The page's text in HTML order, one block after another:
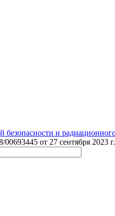
от 27 сентября 2023 г.